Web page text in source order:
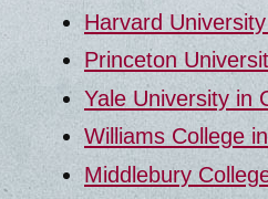
Harvard
Princeton
Yale University in
Williams College
Middlebury